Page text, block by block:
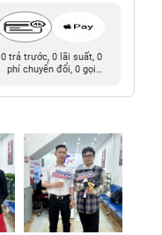
0 trả trước, 0 lãi suất, 0
phí chuyển đổi, 0 gọi